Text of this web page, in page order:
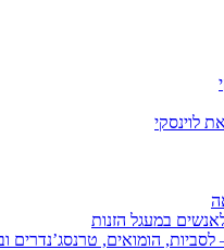
לוינסקי
במעגל הזנות
הומואים, טרנסג’נדרים